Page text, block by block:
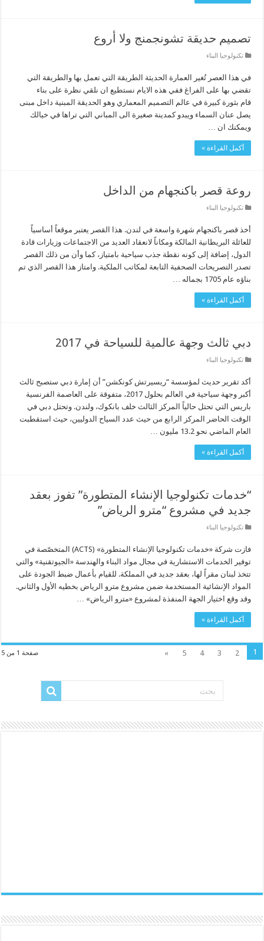
تصميم حديقة تشونجمنج ولا أروع
تكنولوجيا البناء
في هذا العصر تُغير العمارة الحديثة الطريقة التي تعمل بها والطريقة التي
تقضي بها على الفراغ ففي هذه الايام نستطيع ان نلقي نظرة على بناء
قام بثورة كبيرة في عالم التصميم المعماري وهو الحديقة المبنية داخل مبنى
يصل عنان السماء ويبدو كمدينة صغيرة الى المباني التي تراها في خيالك
ويمكنك ان …
أكمل القراءة »
روعة قصر باكنجهام من الداخل
تكنولوجيا البناء
أخذ قصر باكنجهام شهرة واسعة في لندن. هذا القصر يعتبر موقعاً أساسياً
للعائلة البريطانية المالكة ومكاناً لانعقاد العديد من الاجتماعات وزيارات قادة
الدول، إضافة إلى كونه نقطة جذب سياحية بامتياز، كما وأن من ذلك القصر
تصدر التصريحات الصحفية التابعة لمكاتب الملكية. وامتاز هذا القصر الذي تم
بناؤه عام 1705 بجماله …
أكمل القراءة »
دبي ثالث وجهة عالمية للسياحة في 2017
تكنولوجيا البناء
أكد تقرير حديث لمؤسسة “ريسيرتش كونكشن” أن إمارة دبي ستصبح ثالث
أكبر وجهة سياحية في العالم بحلول 2017، متفوقة على العاصمة الفرنسية
باريس التي تحتل حالياً المركز الثالث خلف بانكوك، ولندن. وتحتل دبي في
الوقت الحاضر المركز الرابع من حيث عدد السياح الدوليين، حيث استقطبت
العام الماضي نحو 13.2 مليون …
أكمل القراءة »
“خدمات تكنولوجيا الإنشاء المتطورة” تفوز بعقد
جديد في مشروع “مترو الرياض”
تكنولوجيا البناء
فازت شركة «خدمات تكنولوجيا الإنشاء المتطورة» (ACTS) المتخصّصة في
توفير الخدمات الاستشارية في مجال مواد البناء والهندسة «الجيوتقنية» والتي
تتخذ لبنان مقراً لها، بعقد جديد في المملكة. للقيام بأعمال ضبط الجودة على
المواد الإنشائية المستخدمة ضمن مشروع مترو الرياض بخطيه الأول والثاني.
وقد وقع اختيار الجهة المنفذة لمشروع «مترو الرياض» …
أكمل القراءة »
صفحة 1 من 5 1
2
3
4
5
»